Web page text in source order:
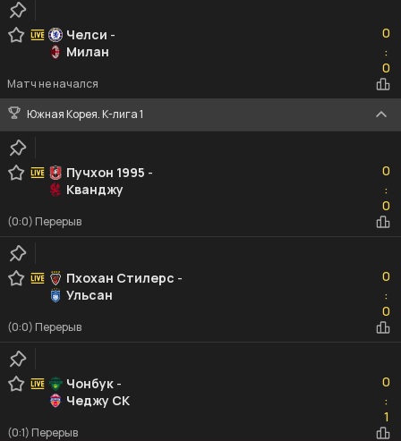
Челси -
Милан
0
:0
0
Матч не начался
Южная Корея. К-лига 1
Пучхон 1995 -
Кванджу
0
:0
0
(0:0) Перерыв
Пхохан Стилерс -
Ульсан
0
:0
0
(0:0) Перерыв
Чонбук -
Чеджу СК
0
:1
1
(0:1) Перерыв